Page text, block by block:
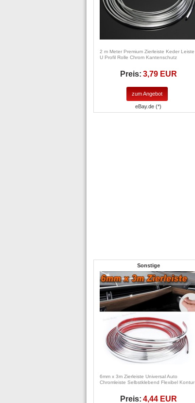
2 m Meter Premium Zierleiste Keder Leiste
U Profil Rolle Chrom Kantenschutz
Preis: 3,79 EUR
zum Angebot
eBay.de (*)
Sonstige
6mm x 3m Zierleiste Universal Auto
Chromleiste Selbstklebend Flexibel Kontur
Preis: 4,44 EUR